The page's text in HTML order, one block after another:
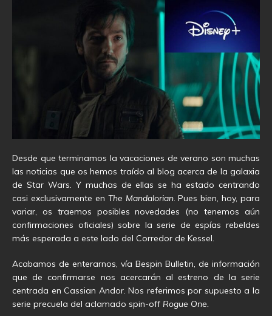
Desde que terminamos la vacaciones de verano son muchas
las noticias que os hemos traído al blog acerca de la galaxia
de Star Wars. Y muchas de ellas se ha estado centrando
casi exclusivamente en The Mandalorian. Pues bien, hoy, para
variar, os traemos posibles novedades (no tenemos aún
confirmaciones oficiales) sobre la serie de espías rebeldes
más esperada a este lado del Corredor de Kessel.
Acabamos de enterarnos, vía Bespin Bulletin, de información
que de confirmarse nos acercarán al estreno de la serie
centrada en Cassian Andor. Nos referimos por supuesto a la
serie precuela del aclamado spin-off Rogue One.